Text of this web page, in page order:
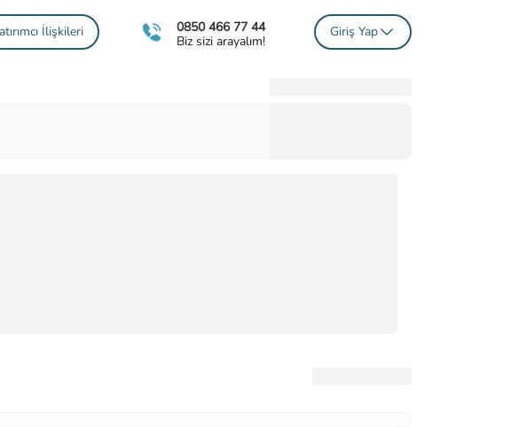
İlişkileri
0850 466 77 44
Biz sizi arayalım!
Giriş Yap